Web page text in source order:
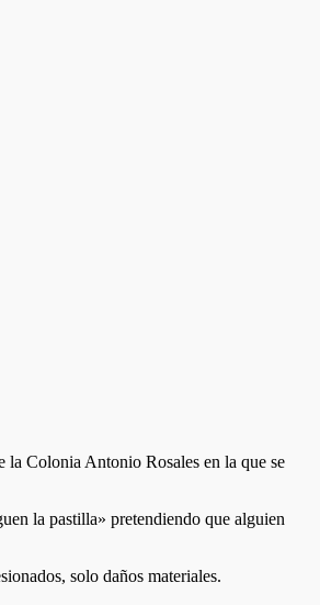
la Colonia Antonio Rosales en la que se
la pastilla» pretendiendo que alguien
solo daños materiales.